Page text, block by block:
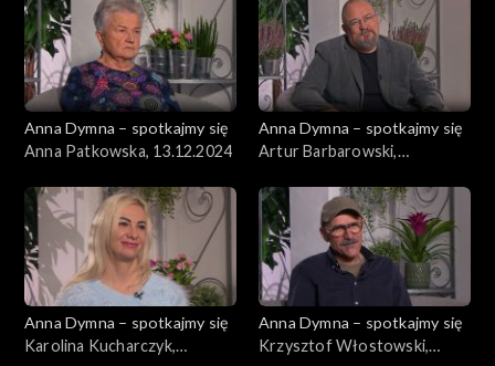
Anna Dymna – spotkajmy się
Anna Patkowska, 13.12.2024
Anna Dymna – spotkajmy się
Artur Barbarowski,
Anna Dymna – spotkajmy się
Karolina Kucharczyk,
Anna Dymna – spotkajmy się
Krzysztof Włostowski,